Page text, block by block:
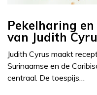
Pekelharing
van Judith
Judith Cyrus maakt
Surinaamse en de
centraal. De toespijs…